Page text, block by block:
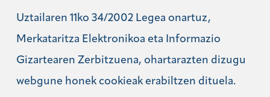
Uztailaren 11ko 34/2002 Legea onartuz,
Merkataritza Elektronikoa eta Informazio
Gizartearen Zerbitzuena, ohartarazten dizugu
webgune honek cookieak erabiltzen dituela.